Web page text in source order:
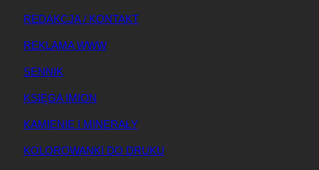
REDAKCJA / KONTAKT
REKLAMA WWW
SENNIK
KSIĘGA IMION
KAMIENIE I MINERAŁY
KOLOROWANKI DO DRUKU